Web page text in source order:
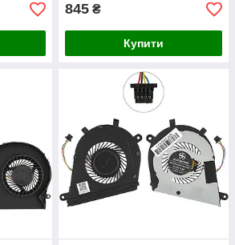
845 ₴
Купити